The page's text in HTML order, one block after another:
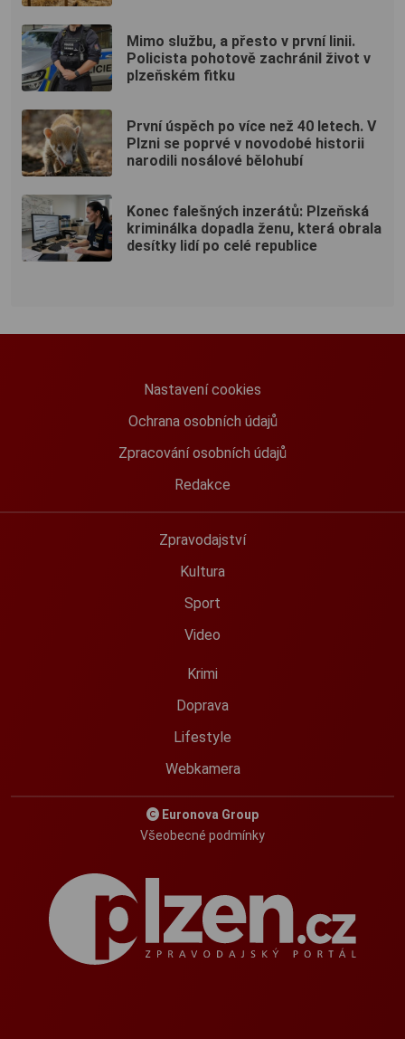
Mimo službu, a přesto v první linii.
Policista pohotově zachránil život v
plzeňském fitku
První úspěch po více než 40 letech. V
Plzni se poprvé v novodobé historii
narodili nosálové bělohubí
Konec falešných inzerátů: Plzeňská
kriminálka dopadla ženu, která obrala
desítky lidí po celé republice
Nastavení cookies
Ochrana osobních údajů
Zpracování osobních údajů
Redakce
Zpravodajství
Kultura
Sport
Video
Krimi
Doprava
Lifestyle
Webkamera
Euronova Group
Všeobecné podmínky